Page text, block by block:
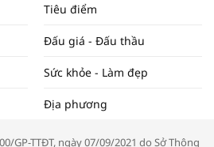
DỰ BÁO KINH TẾ VIỆT
Tiêu điểm
Đấu giá - Đấu thầu
Sức khỏe - Làm đẹp
Địa phương
GP-TTĐT, ngày 07/09/2021 do Sở Thông